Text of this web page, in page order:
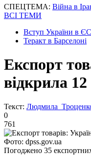
СПЕЦТЕМА: Війна в
ВСІ ТЕМИ
Вступ України в ЄС
Теракт в Барселоні
Експорт
відкрила
Текст: Людмила
0
761
Фото: dpss.gov.ua
Погоджено 35 експортних